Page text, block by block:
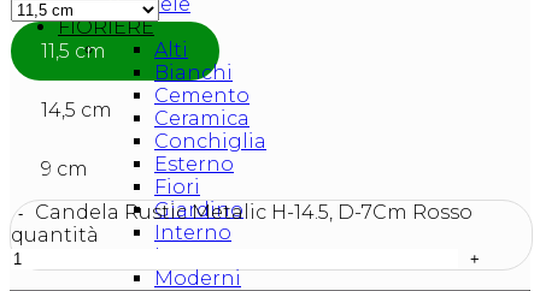
FIORIERE
Alti
Bianchi
Cemento
Ceramica
Conchiglia
Esterno
Fiori
Giardino
Interno
Legno
Moderni
11,5 cm
14,5 cm
9 cm
Candela Rustic Metalic H-14.5, D-7Cm Rosso
quantità